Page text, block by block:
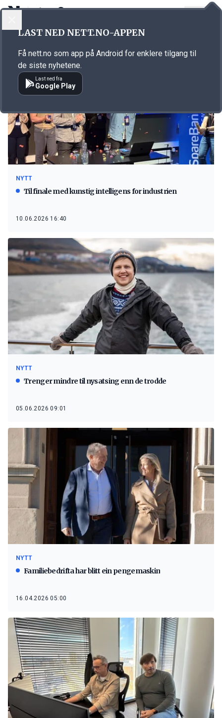
Emne: kunstig intelligens
NYTT
Til finale med kunstig intelligens for industrien
10.06.2026 16:40
NYTT
Trenger mindre til nysatsing enn de trodde
05.06.2026 09:01
NYTT
Familiebedrifta har blitt ein pengemaskin
16.04.2026 05:00
LAST NED NETT.NO-APPEN
Få nett.no som app på Android for enklere tilgang til
de siste nyhetene.
Last ned fra
Google Play